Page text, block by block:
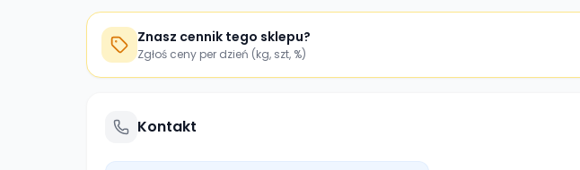
Znasz cennik tego sklepu?
Zgłoś ceny per dzień (kg, szt, %)
Kontakt